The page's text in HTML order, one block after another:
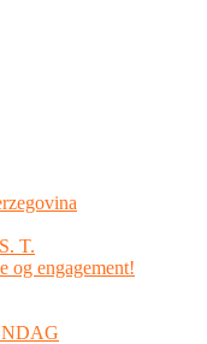
T.
og engagement!